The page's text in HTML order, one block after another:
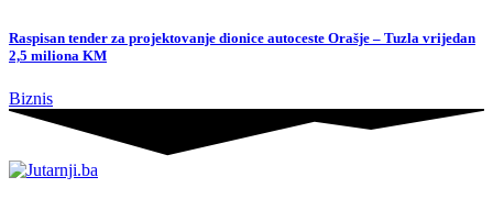
Raspisan tender za projektovanje dionice autoceste Orašje – Tuzla vrijedan
2,5 miliona KM
Biznis